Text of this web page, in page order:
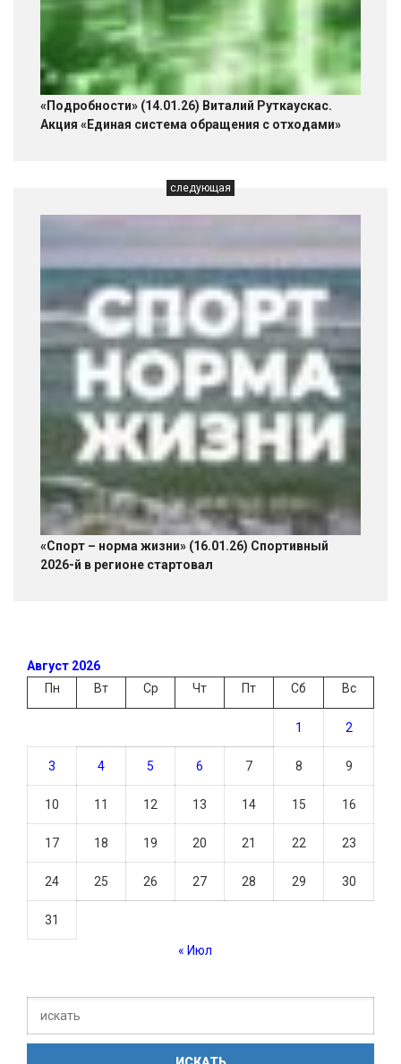
«Подробности» (14.01.26) Виталий Руткаускас.
Акция «Единая система обращения с отходами»
следующая
«Спорт – норма жизни» (16.01.26) Спортивный
2026-й в регионе стартовал
Август 2026
Пн
Вт Ср Чт Пт Сб Вс
1 2
3 4 5 6 7 8 9
10 11 12 13 14 15 16
17 18 19 20 21 22 23
24 25 26 27 28 29 30
31
« Июл